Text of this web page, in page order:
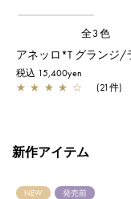
全3色
税込 15,400yen
★ ★ ★ ★ ☆ (21件)
新作アイテム
NEW 発売前